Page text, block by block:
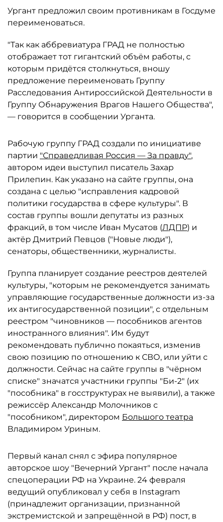
Ургант предложил своим противникам в Госдуме
переименоваться.
"Так как аббревиатура ГРАД не полностью
отображает тот гигантский объём работы, с
которым придётся столкнуться, вношу
предложение переименовать Группу
Расследования Антироссийской Деятельности в
Группу Обнаружения Врагов Нашего Общества",
— говорится в сообщении Урганта.
Рабочую группу ГРАД создали по инициативе
партии "Справедливая Россия — За правду",
автором идеи выступил писатель Захар
Прилепин. Как указано на сайте группы, она
создана с целью "исправления кадровой
политики государства в сфере культуры". В
состав группы вошли депутаты из разных
фракций, в том числе Иван Мусатов (ЛДПР) и
актёр Дмитрий Певцов ("Новые люди"),
сенаторы, общественники, журналисты.
Группа планирует создание реестров деятелей
культуры, "которым не рекомендуется занимать
управляющие государственные должности из-за
их антигосударственной позиции", с отдельным
реестром "чиновников — пособников агентов
иностранного влияния". Им будут
рекомендовать публично покаяться, изменив
свою позицию по отношению к СВО, или уйти с
должности. Сейчас на сайте группы в "чёрном
списке" значатся участники группы "Би-2" (их
"пособника" в госструктурах не выявили), а также
режиссёр Александр Молочников с
"пособником", директором Большого театра
Владимиром Уриным.
Первый канал снял с эфира популярное
авторское шоу "Вечерний Ургант" после начала
спецоперации РФ на Украине. 24 февраля
ведущий опубликовал у себя в Instagram
(принадлежит организации, признанной
экстремистской и запрещённой в РФ) пост, в